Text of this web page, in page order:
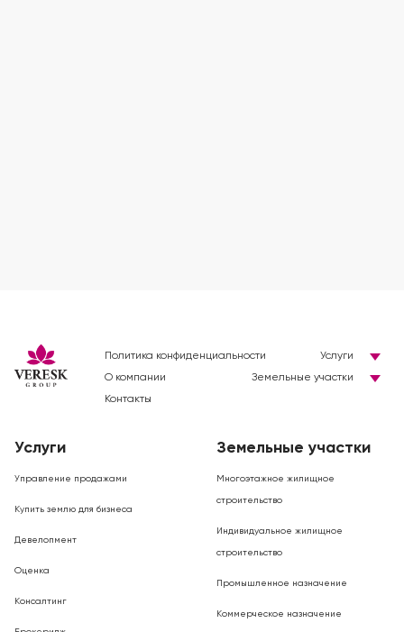
Услуги
Земельные участки
О компании
Контакты
Политика конфиденциальности
Услуги
Управление продажами
Купить землю для бизнеса
Девелопмент
Оценка
Консалтинг
Земельные участки
Многоэтажное жилищное
строительство
Индивидуальное жилищное
строительство
Промышленное назначение
Коммерческое назначение